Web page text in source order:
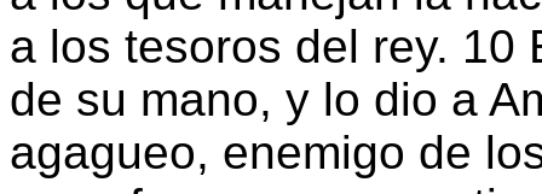
a los tesoros del rey. 10
de su mano, y lo dio a
agagueo, enemigo de